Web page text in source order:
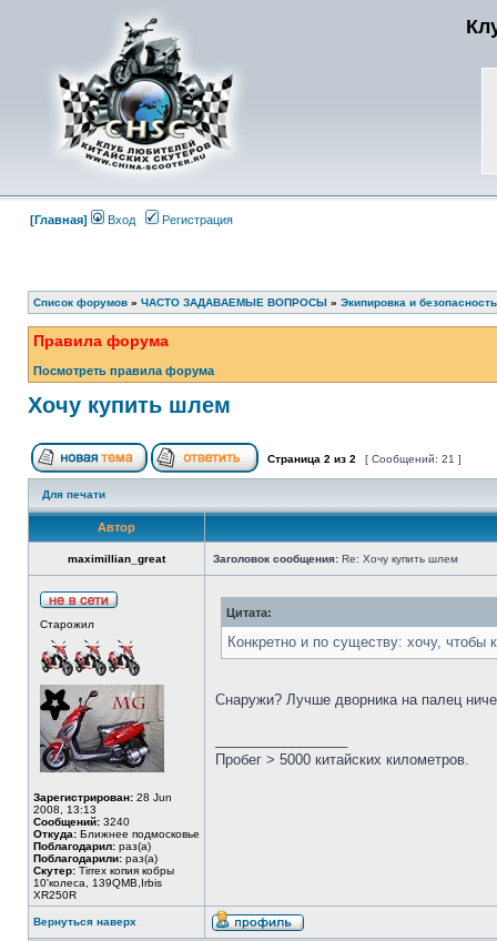
[Главная] Вход Регистрация
Список форумов » ЧАСТО ЗАДАВАЕМЫЕ ВОПРОСЫ » Экипировка и безопасность
Правила форума
Посмотреть правила форума
Хочу купить шлем
Страница 2 из 2 [ Сообщений: 21 ]
Для печати
Автор
maximillian_great Заголовок сообщения: Re: Хочу купить шлем
Старожил
Зарегистрирован: 28 Jun
2008, 13:13
Сообщений: 3240
Откуда: Ближнее подмосковье
Поблагодарил: раз(а)
Поблагодарили: раз(а)
Скутер: Tirrex копия кобры
10'колеса, 139QMB,Irbis
XR250R
Цитата:
Конкретно и по существу: хочу,
Снаружи? Лучше дворника на палец
Пробег > 5000 китайских километров.
Вернуться наверх